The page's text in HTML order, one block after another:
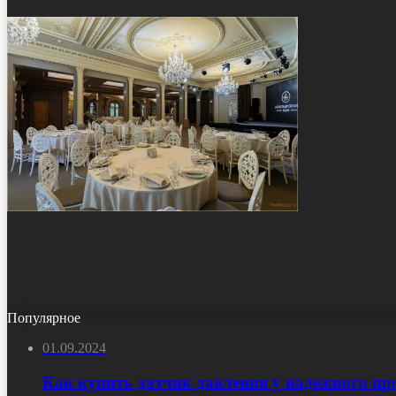
Популярное
01.09.2024
Как купить датчик давления у надежного